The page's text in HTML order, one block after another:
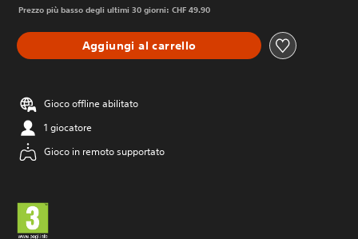
Prezzo più basso degli ultimi 30 giorni: CHF 49.90
Aggiungi al carrello
Gioco offline abilitato
1 giocatore
Gioco in remoto supportato